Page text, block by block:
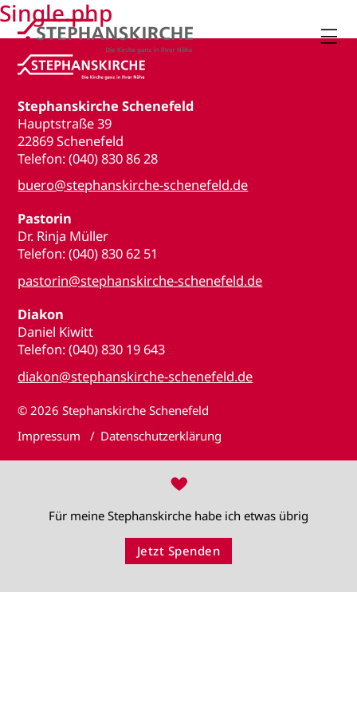

Stephanskirche Schenefeld
Hauptstraße 39
22869 Schenefeld
Telefon: (040) 830 86 28
buero@stephanskirche-schenefeld.de
Pastorin
Dr. Rinja Müller
Telefon: (040) 830 62 51
pastorin@stephanskirche-schenefeld.de
Diakon
Daniel Kiwitt
Telefon: (040) 830 19 643
diakon@stephanskirche-schenefeld.de
© 2026 Stephanskirche Schenefeld
Impressum
Datenschutzerklärung
♥
Für meine Stephanskirche habe ich etwas übrig
Jetzt Spenden